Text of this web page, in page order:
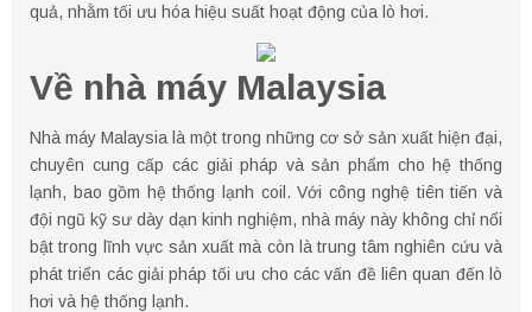
quả, nhằm tối ưu hóa hiệu suất hoạt động của lò hơi.
Về nhà máy Malaysia
Nhà máy Malaysia là một trong những cơ sở sản xuất hiện đại,
chuyên cung cấp các giải pháp và sản phẩm cho hệ thống
lạnh, bao gồm hệ thống lạnh coil. Với công nghệ tiên tiến và
đội ngũ kỹ sư dày dạn kinh nghiệm, nhà máy này không chỉ nổi
bật trong lĩnh vực sản xuất mà còn là trung tâm nghiên cứu và
phát triển các giải pháp tối ưu cho các vấn đề liên quan đến lò
hơi và hệ thống lạnh.